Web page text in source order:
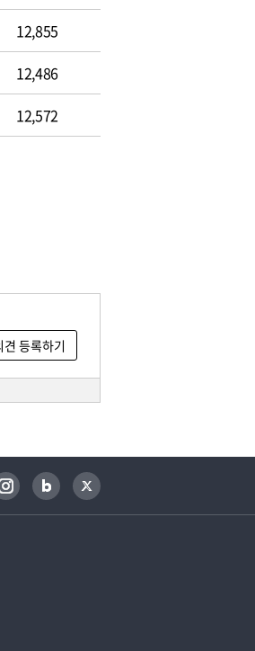
12,855
12,486
12,572